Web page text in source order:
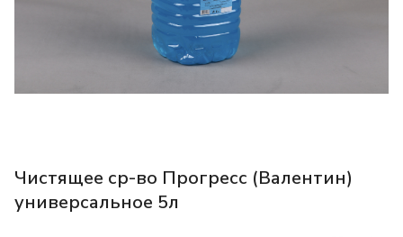
Чистящее ср-во Прогресс (Валентин)
универсальное 5л